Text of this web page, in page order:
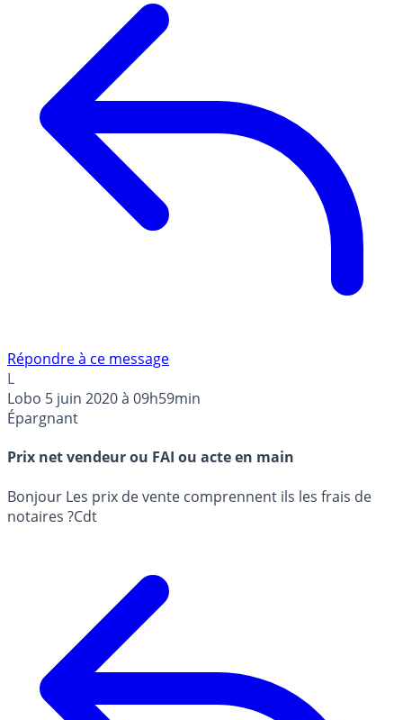
Répondre à ce message
L
Lobo 5 juin 2020 à 09h59min
Épargnant
Prix net vendeur ou FAI ou acte en main
Bonjour Les prix de vente comprennent ils les frais de
notaires ?Cdt